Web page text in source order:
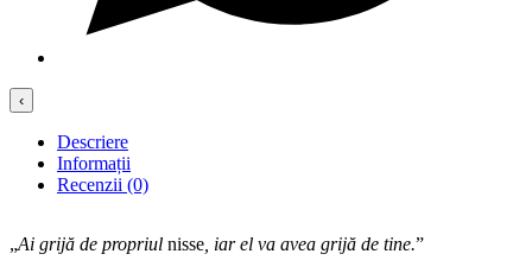
‹
Descriere
Informații
Recenzii (0)
„Ai grijă de propriul nisse , iar el va avea grijă de tine.”